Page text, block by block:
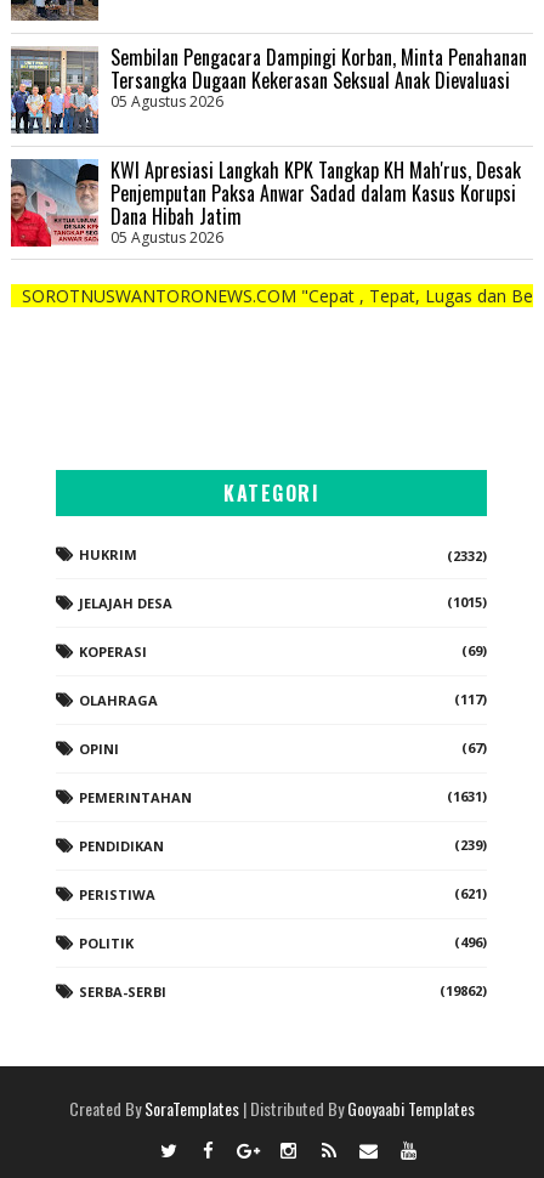
Sembilan Pengacara Dampingi Korban, Minta Penahanan
Tersangka Dugaan Kekerasan Seksual Anak Dievaluasi
05 Agustus 2026
KWI Apresiasi Langkah KPK Tangkap KH Mah'rus, Desak
Penjemputan Paksa Anwar Sadad dalam Kasus Korupsi
Dana Hibah Jatim
05 Agustus 2026
"Cepat , Tepat, Lugas dan Berani"
KATEGORI
HUKRIM (2332)
JELAJAH DESA (1015)
KOPERASI (69)
OLAHRAGA (117)
OPINI (67)
PEMERINTAHAN (1631)
PENDIDIKAN (239)
PERISTIWA (621)
POLITIK (496)
SERBA-SERBI (19862)
Created BySoraTemplates| Distributed ByGooyaabi Templates